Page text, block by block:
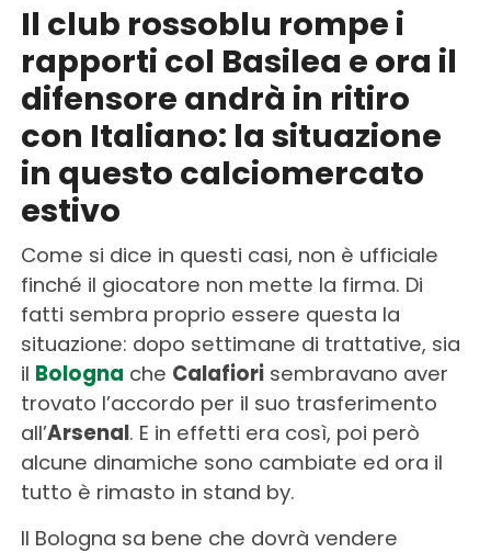
Il club rossoblu rompe i
rapporti col Basilea e ora il
difensore andrà in ritiro
con Italiano: la situazione
in questo calciomercato
estivo
Come si dice in questi casi, non è ufficiale
finché il giocatore non mette la firma. Di
fatti sembra proprio essere questa la
situazione: dopo settimane di trattative, sia
il Bologna che Calafiorisembravano aver
trovato l’accordo per il suo trasferimento
all’Arsenal. E in effetti era così, poi però
alcune dinamiche sono cambiate ed ora il
tutto è rimasto in stand by.
Il Bologna sa bene che dovrà vendere